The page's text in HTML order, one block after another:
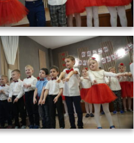
DSC01840